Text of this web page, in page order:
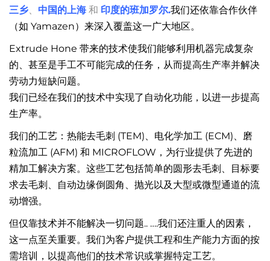
三乡
中国的上海 和 印度的班加罗尔.我们还依靠合作伙伴
（如 Yamazen）来深入覆盖这一广大地区。
Extrude Hone 带来的技术使我们能够利用机器完成复杂
的、甚至是手工不可能完成的任务，从而提高生产率并解决
劳动力短缺问题。
我们已经在我们的技术中实现了自动化功能，以进一步提高
生产率。
我们的工艺：热能去毛刺 (TEM)、电化学加工 (ECM)、磨
粒流加工 (AFM) 和 MICROFLOW，为行业提供了先进的
精加工解决方案。这些工艺包括简单的圆形去毛刺、目标要
求去毛刺、自动边缘倒圆角、抛光以及大型或微型通道的流
动增强。
但仅靠技术并不能解决一切问题.. ….我们还注重人的因素，
这一点至关重要。我们为客户提供工程和生产能力方面的按
需培训，以提高他们的技术常识或掌握特定工艺。